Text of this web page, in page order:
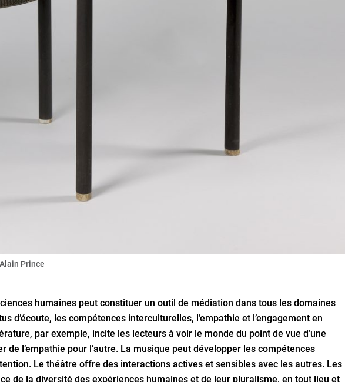
Prince
humaines peut constituer un outil de médiation dans tous les domaines
d’écoute, les compétences interculturelles, l’empathie et l’engagement en
par exemple, incite les lecteurs à voir le monde du point de vue d’une
de l’empathie pour l’autre. La musique peut développer les compétences
Le théâtre offre des interactions actives et sensibles avec les autres. Les
de la diversité des expériences humaines et de leur pluralisme, en tout lieu et